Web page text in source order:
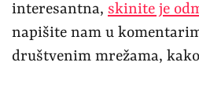
interesantna, skinite je
napišite nam u
društvenim mrežama,